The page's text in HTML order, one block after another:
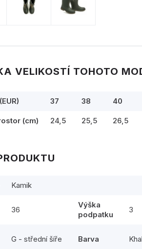
VELIKOSTÍ TOHOTO
37 38 40
(cm) 24,5 25,5 26,5
Kamik
36
Výška
podpatku
3
G - střední šíře Barva